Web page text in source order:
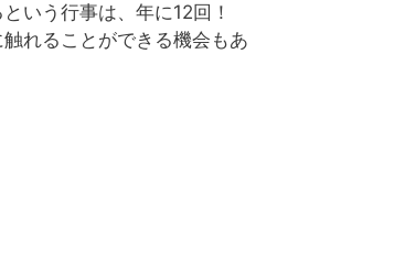
いう行事は、年に12回！
れることができる機会もあ